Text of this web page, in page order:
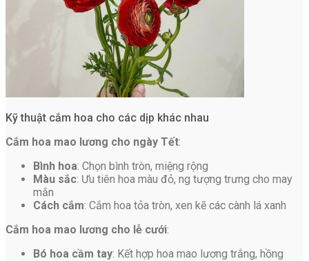
Kỹ thuật cắm hoa cho các dịp khác nhau
Cắm hoa mao lương cho ngày Tết:
Bình hoa: Chọn bình tròn, miệng rộng
Màu sắc: Ưu tiên hoa màu đỏ, ng tượng trưng cho may
mắn
Cách cắm: Cắm hoa tỏa tròn, xen kẽ các cành lá xanh
Cắm hoa mao lương cho lễ cưới:
Bó hoa cầm tay: Kết hợp hoa mao lương trắng, hồng